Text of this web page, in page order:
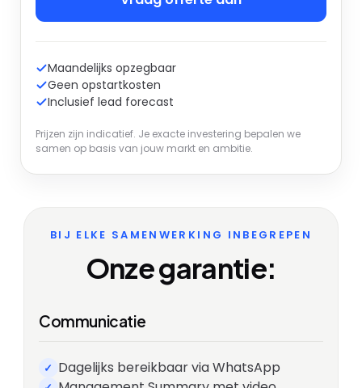
Maandelijks opzegbaar
Geen opstartkosten
Inclusief lead forecast
Prijzen zijn indicatief. Je exacte investering bepalen we
samen op basis van jouw markt en ambitie.
BIJ ELKE SAMENWERKING INBEGREPEN
Onze garantie:
Communicatie
✓ Dagelijks bereikbaar via WhatsApp